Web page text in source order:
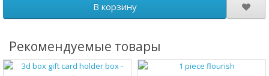
В корзину
Рекомендуемые товары